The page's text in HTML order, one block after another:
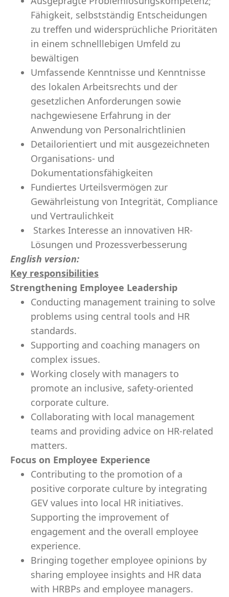
Fähigkeit, selbstständig Entscheidungen
zu treffen und widersprüchliche Prioritäten
in einem schnelllebigen Umfeld zu
bewältigen
Umfassende Kenntnisse und Kenntnisse
des lokalen Arbeitsrechts und der
gesetzlichen Anforderungen sowie
nachgewiesene Erfahrung in der
Anwendung von Personalrichtlinien
Detailorientiert und mit ausgezeichneten
Organisations- und
Dokumentationsfähigkeiten
Fundiertes Urteilsvermögen zur
Gewährleistung von Integrität, Compliance
und Vertraulichkeit
Starkes Interesse an innovativen HR-
Lösungen und Prozessverbesserung
English version:
Key responsibilities
Strengthening Employee Leadership
Conducting management training to solve
problems using central tools and HR
standards.
Supporting and coaching managers on
complex issues.
Working closely with managers to
promote an inclusive, safety-oriented
corporate culture.
Collaborating with local management
teams and providing advice on HR-related
matters.
Focus on Employee Experience
Contributing to the promotion of a
positive corporate culture by integrating
GEV values into local HR initiatives.
Supporting the improvement of
engagement and the overall employee
experience.
Bringing together employee opinions by
sharing employee insights and HR data
with HRBPs and employee managers.